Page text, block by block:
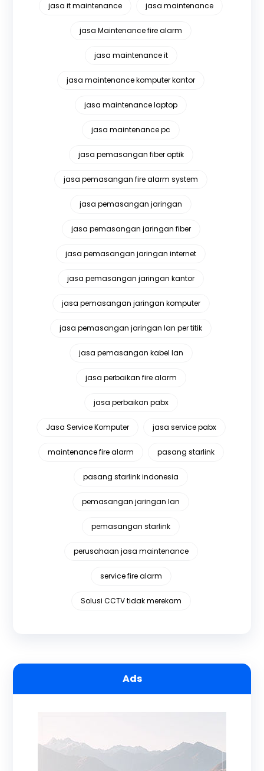
jasa it maintenance jasa maintenance
jasa Maintenance fire alarm
jasa maintenance it
jasa maintenance komputer kantor
jasa maintenance laptop
jasa maintenance pc
jasa pemasangan fiber optik
jasa pemasangan fire alarm system
jasa pemasangan jaringan
jasa pemasangan jaringan fiber
jasa pemasangan jaringan internet
jasa pemasangan jaringan kantor
jasa pemasangan jaringan komputer
jasa pemasangan jaringan lan per titik
jasa pemasangan kabel lan
jasa perbaikan fire alarm
jasa perbaikan pabx
Jasa Service Komputer jasa service pabx
maintenance fire alarm pasang starlink
pasang starlink indonesia
pemasangan jaringan lan
pemasangan starlink
perusahaan jasa maintenance
service fire alarm
Solusi CCTV tidak merekam
Ads